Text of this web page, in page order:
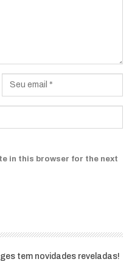
in this browser for the next
tem novidades reveladas!